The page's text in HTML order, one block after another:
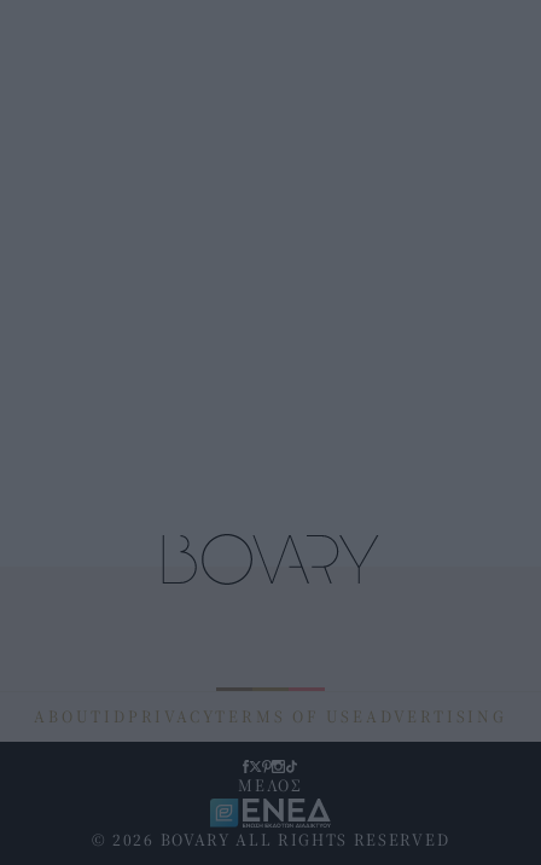
ABOUT ID PRIVACY TERMS OF USE ADVERTISING
© 2026 BOVARY ALL RIGHTS RESERVED
ΜΕΛΟΣ